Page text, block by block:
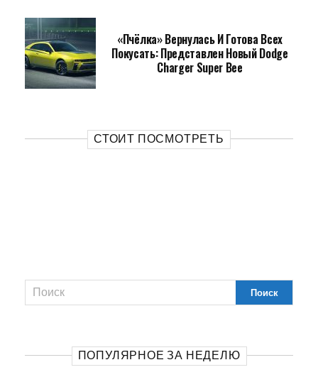
«Пчёлка» Вернулась И Готова Всех
Покусать: Представлен Новый Dodge
Charger Super Bee
СТОИТ ПОСМОТРЕТЬ
ПОПУЛЯРНОЕ ЗА НЕДЕЛЮ